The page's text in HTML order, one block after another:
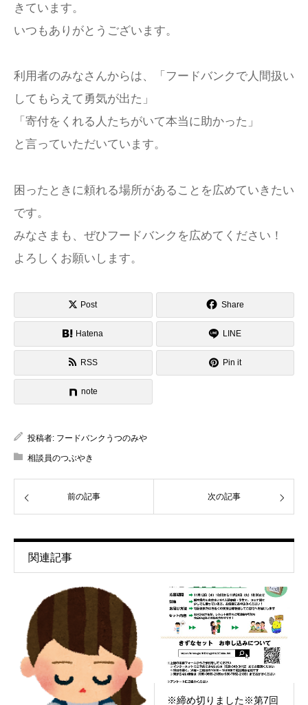
きています。
いつもありがとうございます。
利用者のみなさんからは、「フードバンクで人間扱い
してもらえて勇気が出た」
「寄付をくれる人たちがいて本当に助かった」
と言っていただいています。
困ったときに頼れる場所があることを広めていきたい
です。
みなさまも、ぜひフードバンクを広めてください！
よろしくお願いします。
Post Share
Hatena LINE
RSS Pin it
note
投稿者: フードバンクうつのみや
相談員のつぶやき
前の記事 次の記事
関連記事
※締め切りました※第7回